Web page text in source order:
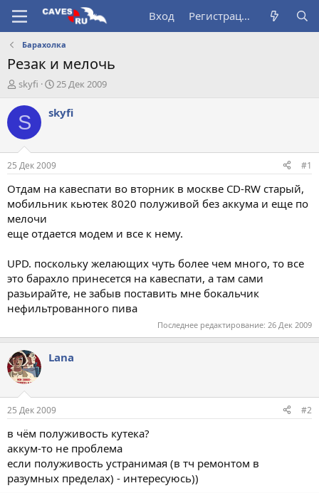
Вход Регистрация
Барахолка
Резак и мелочь
А
т
о
т
е
м
ы
skyfi
Д
т
а
а
л
25 Дек 2009
S skyfi
25 Дек 2009 #1
Отдам на кавеспати во вторник в москве CD-RW старый,
мобильник кьютек 8020 полуживой без аккума и еще по
мелочи
еще отдается модем и все к нему.
UPD. поскольку желающих чуть более чем много, то все
это барахло принесется на кавеспати, а там сами
разьирайте, не забыв поставить мне бокальчик
нефильтрованного пива
Последнее редактирование: 26 Дек 2009
Lana
25 Дек 2009 #2
в чём полуживость кутека?
аккум-то не проблема
если полуживость устранимая (в тч ремонтом в
разумных пределах) - интересуюсь))